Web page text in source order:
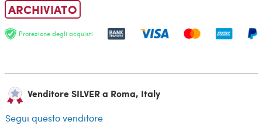
ARCHIVIATO
Protezione degli acquisti
Venditore SILVER a Roma, Italy
Segui questo venditore